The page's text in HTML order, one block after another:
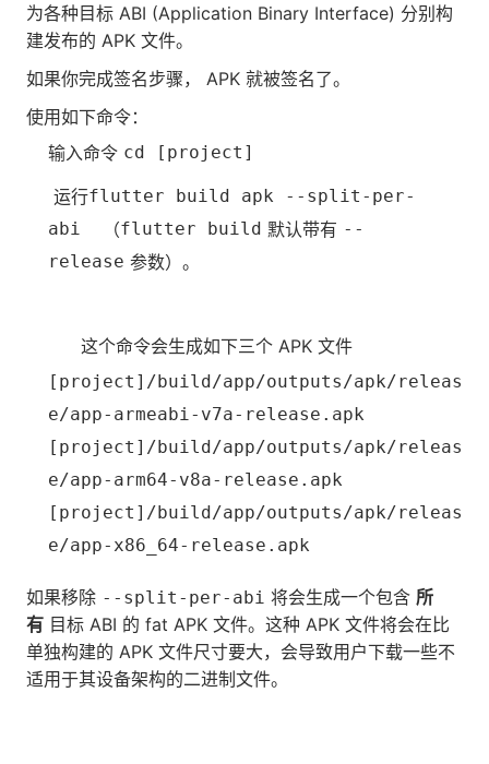
为各种目标 ABI (Application Binary Interface) 分别构
建发布的 APK 文件。
如果你完成签名步骤， APK 就被签名了。
使用如下命令：
输入命令 cd [project]
运行flutter build apk --split-per-
abi
（flutter build 默认带有 --
release 参数）。
这个命令会生成如下三个 APK 文件
[project]/build/app/outputs/apk/releas
e/app-armeabi-v7a-release.apk
[project]/build/app/outputs/apk/releas
e/app-arm64-v8a-release.apk
[project]/build/app/outputs/apk/releas
e/app-x86_64-release.apk
如果移除 --split-per-abi 将会生成一个包含 所
有 目标 ABI 的 fat APK 文件。这种 APK 文件将会在比
单独构建的 APK 文件尺寸要大，会导致用户下载一些不
适用于其设备架构的二进制文件。